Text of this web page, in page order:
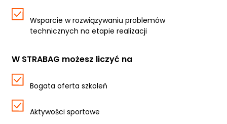
Wsparcie w rozwiązywaniu problemów
technicznych na etapie realizacji
W STRABAG możesz liczyć na
Bogata oferta szkoleń
Aktywości sportowe